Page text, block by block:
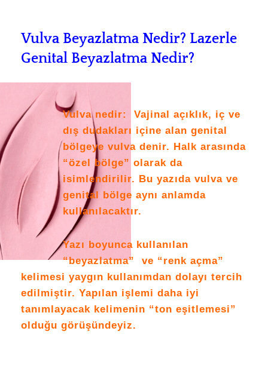
Vulva Beyazlatma Nedir? Lazerle
Genital Beyazlatma Nedir?
Vulva nedir: Vajinal açıklık, iç ve
dış dudakları içine alan genital
bölgeye vulva denir. Halk arasında
“özel bölge” olarak da
isimlendirilir. Bu yazıda vulva ve
genital bölge aynı anlamda
kullanılacaktır.
Yazı boyunca kullanılan
“beyazlatma” ve “renk açma”
kelimesi yaygın kullanımdan dolayı tercih
edilmiştir. Yapılan işlemi daha iyi
tanımlayacak kelimenin “ton eşitlemesi”
olduğu görüşündeyiz.